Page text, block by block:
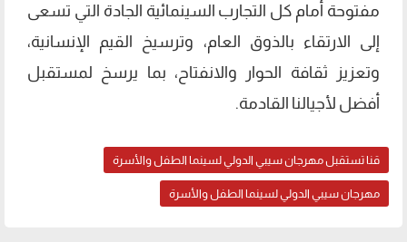
مفتوحة أمام كل التجارب السينمائية الجادة التي تسعى
إلى الارتقاء بالذوق العام، وترسيخ القيم الإنسانية،
وتعزيز ثقافة الحوار والانفتاح، بما يرسخ لمستقبل
أفضل لأجيالنا القادمة.
قنا تستقبل مهرجان سيبي الدولي لسينما الطفل والأسرة
مهرجان سيبي الدولي لسينما الطفل والأسرة